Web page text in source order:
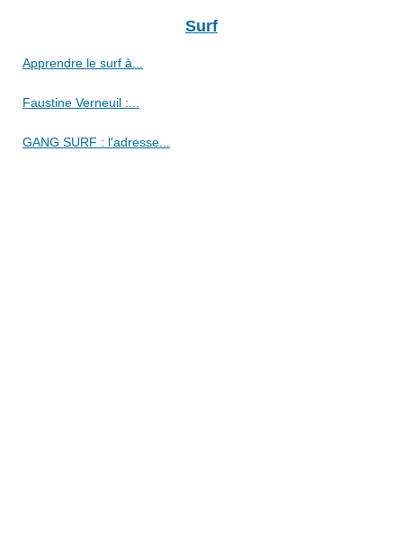
Surf
Apprendre le surf à...
Faustine Verneuil :...
GANG SURF : l'adresse...